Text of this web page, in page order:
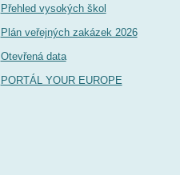
Přehled vysokých škol
Plán veřejných zakázek 2026
Otevřená data
PORTÁL YOUR EUROPE